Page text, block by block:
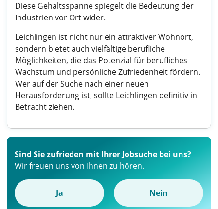
Diese Gehaltsspanne spiegelt die Bedeutung der
Industrien vor Ort wider.
Leichlingen ist nicht nur ein attraktiver Wohnort,
sondern bietet auch vielfältige berufliche
Möglichkeiten, die das Potenzial für berufliches
Wachstum und persönliche Zufriedenheit fördern.
Wer auf der Suche nach einer neuen
Herausforderung ist, sollte Leichlingen definitiv in
Betracht ziehen.
Sind Sie zufrieden mit Ihrer Jobsuche bei uns?
Wir freuen uns von Ihnen zu hören.
Ja Nein